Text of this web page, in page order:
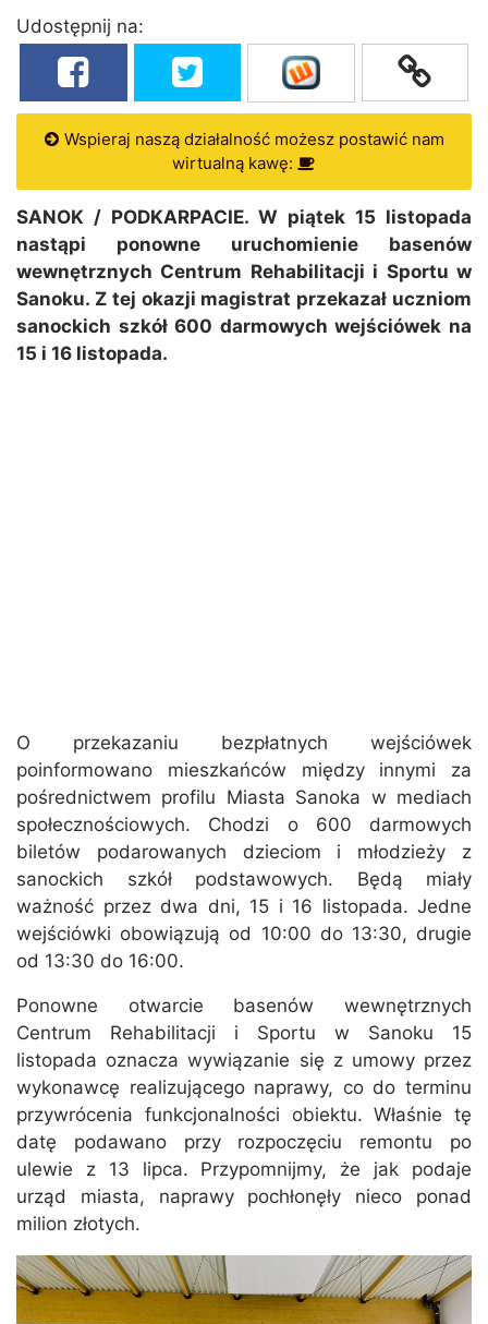
Udostępnij na:
Wspieraj naszą działalność możesz postawić nam
wirtualną kawę:
SANOK / PODKARPACIE. W piątek 15 listopada
nastąpi ponowne uruchomienie basenów
wewnętrznych Centrum Rehabilitacji i Sportu w
Sanoku. Z tej okazji magistrat przekazał uczniom
sanockich szkół 600 darmowych wejściówek na
15 i 16 listopada.
O przekazaniu bezpłatnych wejściówek
poinformowano mieszkańców między innymi za
pośrednictwem profilu Miasta Sanoka w mediach
społecznościowych. Chodzi o 600 darmowych
biletów podarowanych dzieciom i młodzieży z
sanockich szkół podstawowych. Będą miały
ważność przez dwa dni, 15 i 16 listopada. Jedne
wejściówki obowiązują od 10:00 do 13:30, drugie
od 13:30 do 16:00.
Ponowne otwarcie basenów wewnętrznych
Centrum Rehabilitacji i Sportu w Sanoku 15
listopada oznacza wywiązanie się z umowy przez
wykonawcę realizującego naprawy, co do terminu
przywrócenia funkcjonalności obiektu. Właśnie tę
datę podawano przy rozpoczęciu remontu po
ulewie z 13 lipca. Przypomnijmy, że jak podaje
urząd miasta, naprawy pochłonęły nieco ponad
milion złotych.